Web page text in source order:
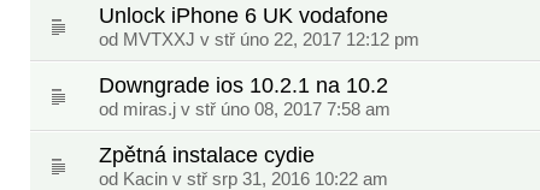
Unlock iPhone 6 UK vodafone
od MVTXXJ v stř úno 22, 2017 12:12 pm
Downgrade ios 10.2.1 na 10.2
od miras.j v stř úno 08, 2017 7:58 am
Zpětná instalace cydie
od Kacin v stř srp 31, 2016 10:22 am